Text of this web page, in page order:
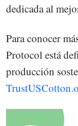
dedicada al
Para conocer
Protocol está
producción